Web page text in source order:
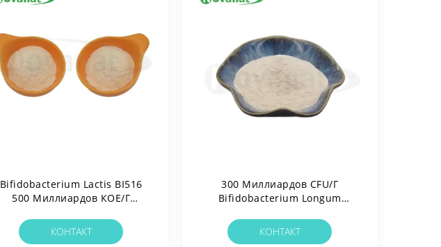
Bifidobacterium Lactis BI516
500 Миллиардов КОЕ/г
Растворимые В Масле,
Веганские
КОНТАКТ
300 Миллиардов CFU/г
Bifidobacterium Longum
КОНТАКТ